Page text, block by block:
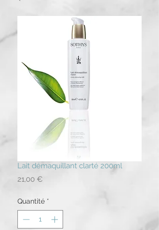
Lait démaquillant clarté 200ml
21,00 €
Quantité *